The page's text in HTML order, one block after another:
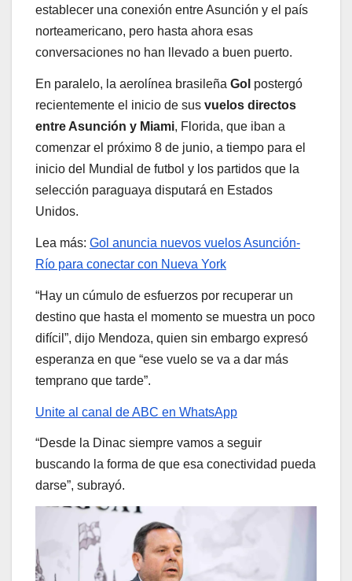
establecer una conexión entre Asunción y el país
norteamericano, pero hasta ahora esas
conversaciones no han llevado a buen puerto.
En paralelo, la aerolínea brasileña Gol postergó
recientemente el inicio de sus vuelos directos
entre Asunción y Miami, Florida, que iban a
comenzar el próximo 8 de junio, a tiempo para el
inicio del Mundial de futbol y los partidos que la
selección paraguaya disputará en Estados
Unidos.
Lea más: Gol anuncia nuevos vuelos Asunción-
Río para conectar con Nueva York
“Hay un cúmulo de esfuerzos por recuperar un
destino que hasta el momento se muestra un poco
difícil”, dijo Mendoza, quien sin embargo expresó
esperanza en que “ese vuelo se va a dar más
temprano que tarde”.
Unite al canal de ABC en WhatsApp
“Desde la Dinac siempre vamos a seguir
buscando la forma de que esa conectividad pueda
darse”, subrayó.